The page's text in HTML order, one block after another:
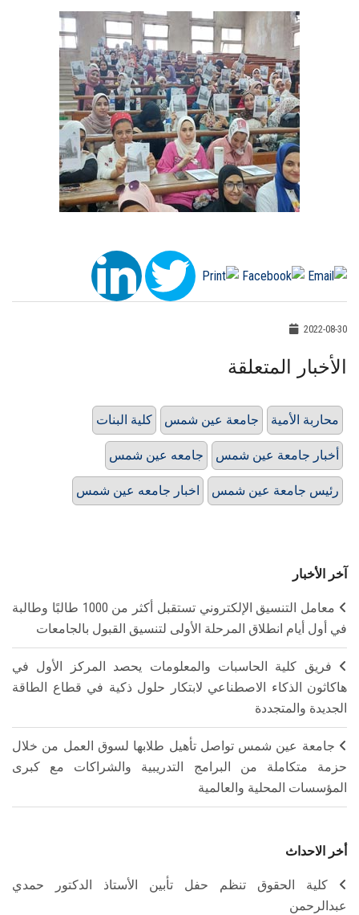
2022-08-30
الأخبار المتعلقة
كلية البنات جامعة عين شمس محاربة الأمية
جامعه عين شمس أخبار جامعة عين شمس
اخبار جامعه عين شمس رئيس جامعة عين شمس
آخر الأخبار
معامل التنسيق الإلكتروني تستقبل أكثر من 1000 طالبًا وطالبة
في أول أيام انطلاق المرحلة الأولى لتنسيق القبول بالجامعات
فريق كلية الحاسبات والمعلومات يحصد المركز الأول في
هاكاثون الذكاء الاصطناعي لابتكار حلول ذكية في قطاع الطاقة
الجديدة والمتجددة
جامعة عين شمس تواصل تأهيل طلابها لسوق العمل من خلال
حزمة متكاملة من البرامج التدريبية والشراكات مع كبرى
المؤسسات المحلية والعالمية
أخر الاحداث
كلية الحقوق تنظم حفل تأبين الأستاذ الدكتور حمدي
عبدالرحمن